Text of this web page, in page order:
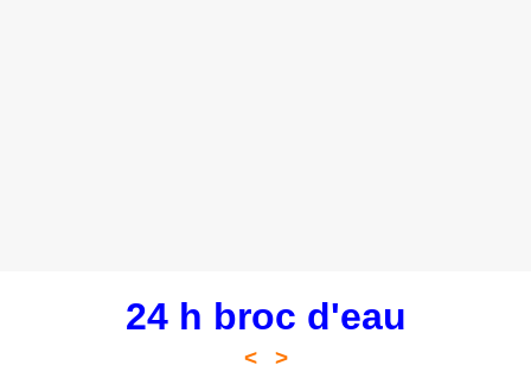
24 h broc d'eau
< >